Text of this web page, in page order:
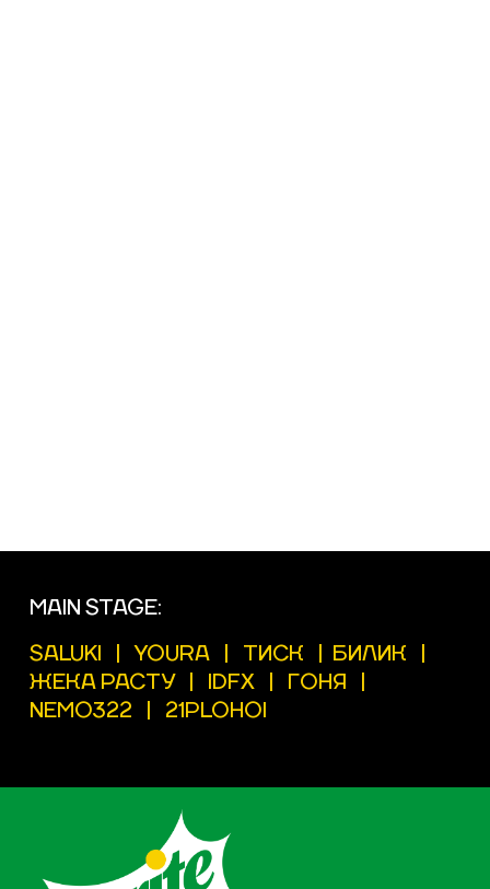
MAIN STAGE:
SALUKI YOURA ТИСК БИЛИК
ЖЕКА РАСТУ
IDFX ГОНЯ
NEMO322
21PLOHOI